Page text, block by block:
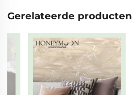
Gerelateerde producten